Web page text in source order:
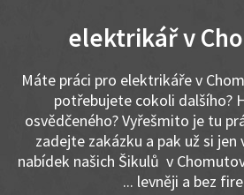
elektrikář v
Máte práci pro elektrikáře v
potřebujete cokoli dalšího?
osvědčeného? Vyřešmito je tu
zadejte zakázku a pak už si jen
nabídek našich Šikulů v
... levněji a bez